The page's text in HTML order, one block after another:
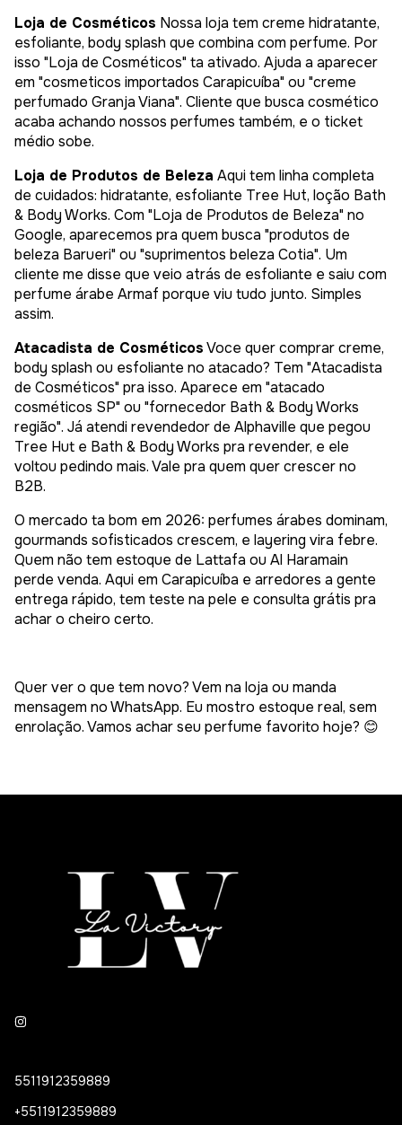
Loja de Cosméticos Nossa loja tem creme hidratante,
esfoliante, body splash que combina com perfume. Por
isso "Loja de Cosméticos" ta ativado. Ajuda a aparecer
em "cosmeticos importados Carapicuíba" ou "creme
perfumado Granja Viana". Cliente que busca cosmético
acaba achando nossos perfumes também, e o ticket
médio sobe.
Loja de Produtos de Beleza Aqui tem linha completa
de cuidados: hidratante, esfoliante Tree Hut, loção Bath
& Body Works. Com "Loja de Produtos de Beleza" no
Google, aparecemos pra quem busca "produtos de
beleza Barueri" ou "suprimentos beleza Cotia". Um
cliente me disse que veio atrás de esfoliante e saiu com
perfume árabe Armaf porque viu tudo junto. Simples
assim.
Atacadista de CosméticosVoce quer comprar creme,
body splash ou esfoliante no atacado? Tem "Atacadista
de Cosméticos" pra isso. Aparece em "atacado
cosméticos SP" ou "fornecedor Bath & Body Works
região". Já atendi revendedor de Alphaville que pegou
Tree Hut e Bath & Body Works pra revender, e ele
voltou pedindo mais. Vale pra quem quer crescer no
B2B.
O mercado ta bom em 2026: perfumes árabes dominam,
gourmands sofisticados crescem, e layering vira febre.
Quem não tem estoque de Lattafa ou Al Haramain
perde venda. Aqui em Carapicuíba e arredores a gente
entrega rápido, tem teste na pele e consulta grátis pra
achar o cheiro certo.
Quer ver o que tem novo? Vem na loja ou manda
mensagem no WhatsApp. Eu mostro estoque real, sem
enrolação. Vamos achar seu perfume favorito hoje? 😊
5511912359889
+5511912359889